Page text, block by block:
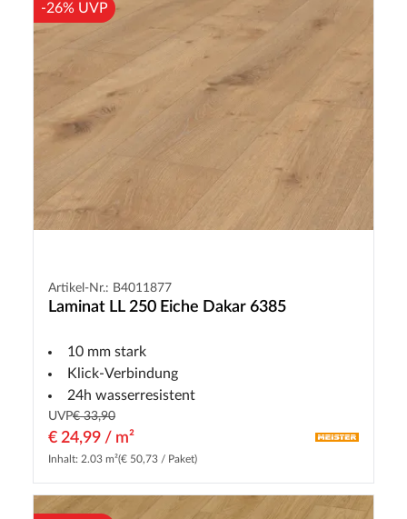
-26% UVP
Artikel-Nr.: B4011877
Laminat LL 250 Eiche Dakar 6385
10 mm stark
Klick-Verbindung
24h wasserresistent
UVP€ 33,90
€ 24,99 / m²
Inhalt: 2.03 m²(€ 50,73 / Paket)